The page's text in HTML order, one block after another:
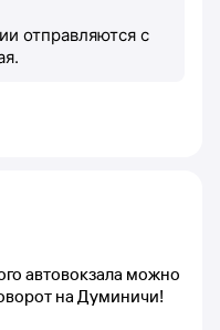
отправляются с
автовокзала можно
на Думиничи!